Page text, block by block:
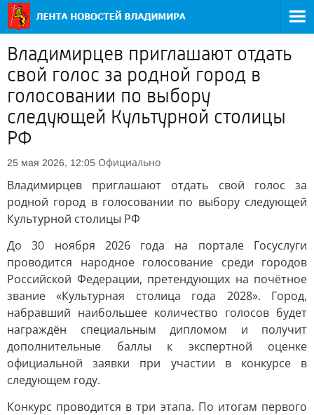
Владимирцев приглашают отдать
свой голос за родной город в
голосовании по выбору
следующей Культурной столицы
РФ
25 мая 2026, 12:05 Официально
Владимирцев приглашают отдать свой голос за
родной город в голосовании по выбору следующей
Культурной столицы РФ
До 30 ноября 2026 года на портале Госуслуги
проводится народное голосование среди городов
Российской Федерации, претендующих на почётное
звание «Культурная столица года 2028». Город,
набравший наибольшее количество голосов будет
награждён специальным дипломом и получит
дополнительные баллы к экспертной оценке
официальной заявки при участии в конкурсе в
следующем году.
Конкурс проводится в три этапа. По итогам первого